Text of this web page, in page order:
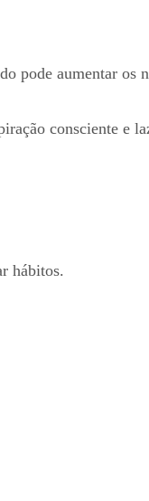
pode aumentar os
consciente e
hábitos.